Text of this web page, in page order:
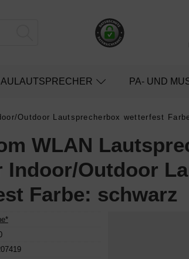
PA- UND
Outdoor Lautsprecherbox wetterfest
WLAN
Indoor/Outdoor
Farbe: schwarz